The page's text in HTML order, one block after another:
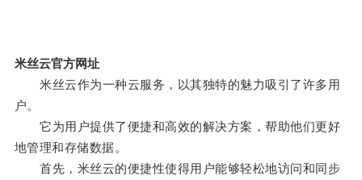
米丝云官方网址
米丝云作为一种云服务，以其独特的魅力吸引了许多用
户。
它为用户提供了便捷和高效的解决方案，帮助他们更好
地管理和存储数据。
首先，米丝云的便捷性使得用户能够轻松地访问和同步